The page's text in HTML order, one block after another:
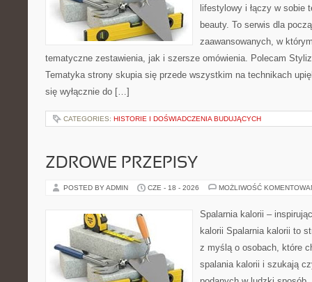
lifestylowy i łączy w sobie
beauty. To serwis dla
zaawansowanych, w
tematyczne zestawienia, jak i szersze omówienia. Polecam
Tematyka strony skupia się przede wszystkim na technikach
się wyłącznie do […]
CATEGORIES: HISTORIE I DOŚWIADCZENIA BUDUJĄCYCH
ZDROWE PRZEPISY
POSTED BY ADMIN CZE - 18 - 2026 MOŻLIWOŚĆ
Spalarnia kalorii –
kalorii Spalarnia kalorii to
z myślą o osobach, które
spalania kalorii i szukają